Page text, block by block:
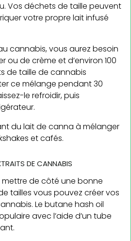
Vos déchets de taille peuvent
votre propre lait infusé
cannabis, vous aurez besoin
ou de crème et d’environ 100
de taille de cannabis
ce mélange pendant 30
le refroidir, puis
du lait de canna à mélanger
et cafés.
DE CANNABIS
mettre de côté une bonne
tailles vous pouvez créer vos
Le butane hash oil
avec l’aide d’un tube